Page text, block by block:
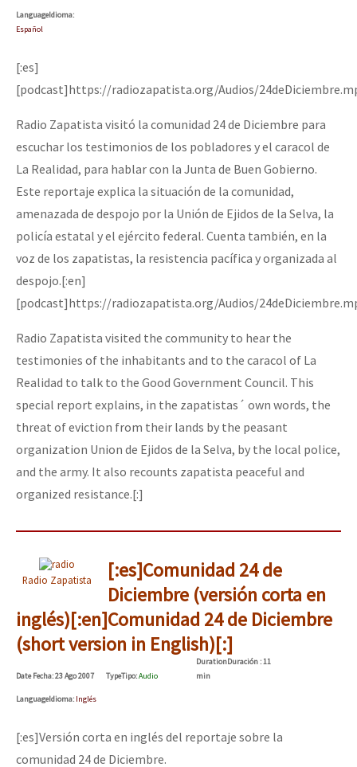
LanguageIdioma:
Español
[:es]
[podcast]https://radiozapatista.org/Audios/
Radio Zapatista visitó la comunidad 24 de Diciembre para
escuchar los testimonios de los pobladores y el caracol de
La Realidad, para hablar con la Junta de Buen Gobierno.
Este reportaje explica la situación de la comunidad,
amenazada de despojo por la Unión de Ejidos de la Selva, la
policía estatal y el ejército federal. Cuenta también, en la
voz de los zapatistas, la resistencia pacífica y organizada al
despojo.[:en]
[podcast]https://radiozapatista.org/Audios/
Radio Zapatista visited the community to hear the
testimonies of the inhabitants and to the caracol of La
Realidad to talk to the Good Government Council. This
special report explains, in the zapatistas´ own words, the
threat of eviction from their lands by the peasant
organization Union de Ejidos de la Selva, by the local police,
and the army. It also recounts zapatista peaceful and
organized resistance.[:]
Radio Zapatista
[:es]Comunidad 24 de
Diciembre (versión corta en
inglés)[:en]Comunidad 24 de Diciembre
(short version in English)[:]
DateFecha: 23 Ago 2007 TypeTipo:Audio
DurationDuración: 11
min
LanguageIdioma: Inglés
[:es]Versión corta en inglés del reportaje sobre la
comunidad 24 de Diciembre.